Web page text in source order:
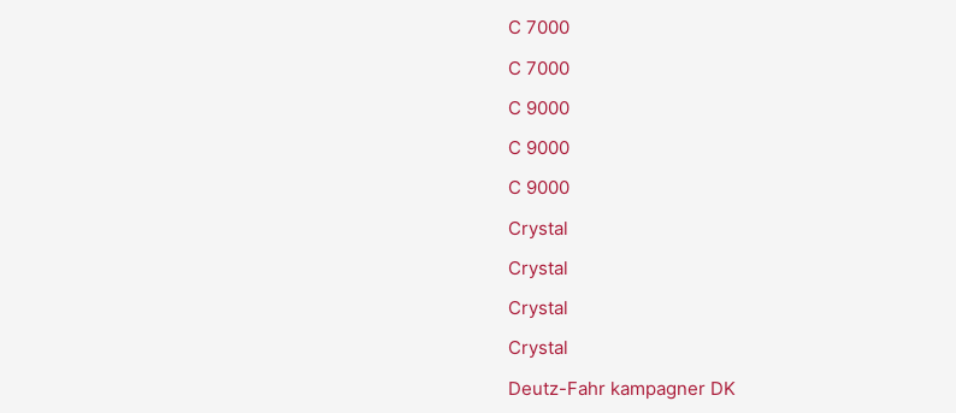
C 7000
C 7000
C 9000
C 9000
C 9000
Crystal
Crystal
Crystal
Crystal
Deutz-Fahr kampagner DK